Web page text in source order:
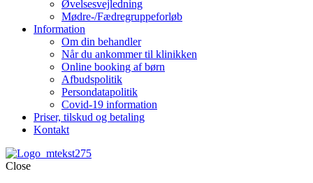
Øvelsesvejledning
Mødre-/Fædregruppeforløb
Information
Om din behandler
Når du ankommer til klinikken
Online booking af børn
Afbudspolitik
Persondatapolitik
Covid-19 information
Priser, tilskud og betaling
Kontakt
Close